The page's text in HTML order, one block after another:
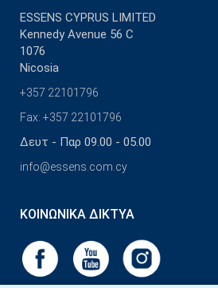
ESSENS CYPRUS LIMITED
Kennedy Avenue 56 C
1076
Nicosia
+357 22101796
Fax: +357 22101796
Δευτ - Παρ 09.00 - 05.00
info@essens.com.cy
ΚΟΙΝΩΝΙΚΆ ΔΊΚΤΥΑ